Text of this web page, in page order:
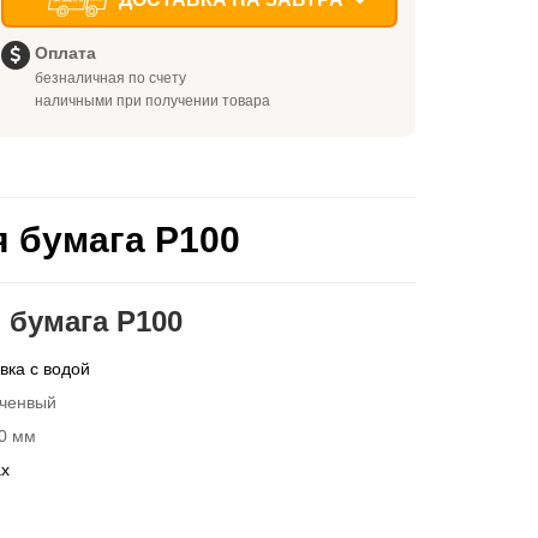
Оплата
безналичная по счету
наличными при получении товара
бумага P100
P100
с водой
мм